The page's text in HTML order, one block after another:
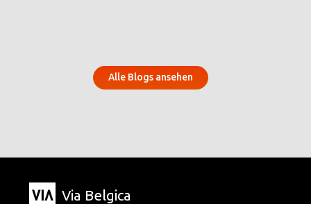
Alle Blogs ansehen
Via Belgica